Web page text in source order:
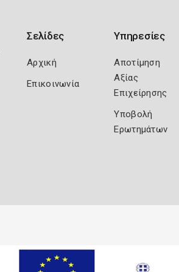
Σελίδες
Αρχική
Επικοινωνία
Υπηρεσίες
Αποτίμηση
Αξίας
Επιχείρησης
Υποβολή
Ερωτημάτων